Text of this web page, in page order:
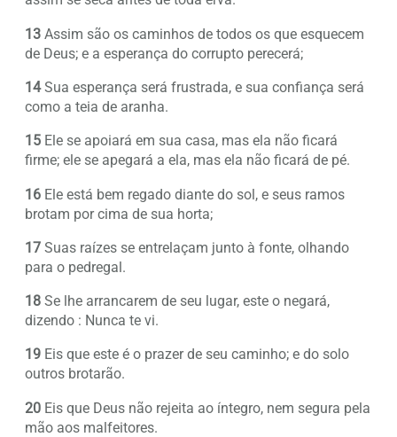
13 Assim são os caminhos de todos os que esquecem
de Deus; e a esperança do corrupto perecerá;
14Sua esperança será frustrada, e sua confiança será
como a teia de aranha.
15 Ele se apoiará em sua casa, mas ela não ficará
firme; ele se apegará a ela, mas ela não ficará de pé.
16 Ele está bem regado diante do sol, e seus ramos
brotam por cima de sua horta;
17 Suas raízes se entrelaçam junto à fonte, olhando
para o pedregal.
18 Se lhe arrancarem de seu lugar, este o negará,
dizendo : Nunca te vi.
19 Eis que este é o prazer de seu caminho; e do solo
outros brotarão.
20 Eis que Deus não rejeita ao íntegro, nem segura pela
mão aos malfeitores.